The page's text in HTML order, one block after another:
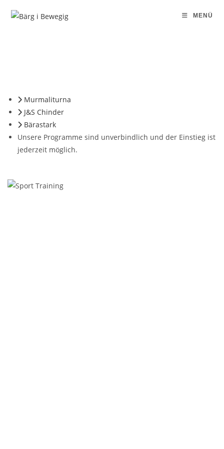
MENÜ
Murmaliturna
J&S Chinder
Bärastark
Unsere Programme sind unverbindlich und der Einstieg ist
jederzeit möglich.